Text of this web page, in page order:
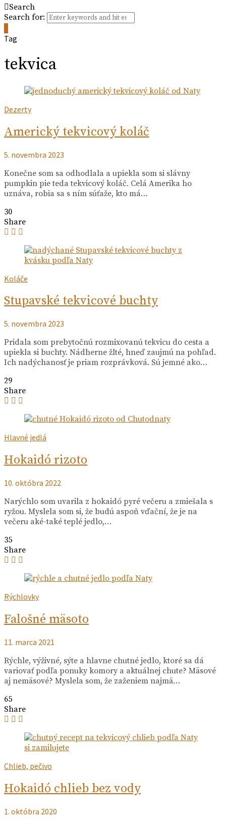
Search
Search for:
Tag
tekvica
Dezerty
Americký tekvicový koláč
5. novembra 2023
Konečne som sa odhodlala a upiekla som si slávny
pumpkin pie teda tekvicový koláč. Celá Amerika ho
uznáva, robia sa s ním súťaže, kto má…
30
Share
Koláče
Stupavské tekvicové buchty
5. novembra 2023
Pridala som prebytočnú rozmixovanú tekvicu do cesta a
upiekla si buchty. Nádherne žlté, hneď zaujmú na pohľad.
Ich nadýchanosť je priam rozprávková. Sú jemné ako…
29
Share
Hlavné jedlá
Hokaidó rizoto
10. októbra 2022
Narýchlo som uvarila z hokaidó pyré večeru a zmiešala s
ryžou. Myslela som si, že budú aspoň vďační, že je na
večeru aké-také teplé jedlo,…
35
Share
Rýchlovky
Falošné mäsoto
11. marca 2021
Rýchle, výživné, sýte a hlavne chutné jedlo, ktoré sa dá
variovať podľa ponuky komory a aktuálnej chute? Mäsové
aj nemäsové? Myslela som, že zaženiem najmä…
65
Share
Chlieb, pečivo
Hokaidó chlieb bez vody
1. októbra 2020